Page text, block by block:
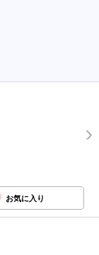
お気に入り